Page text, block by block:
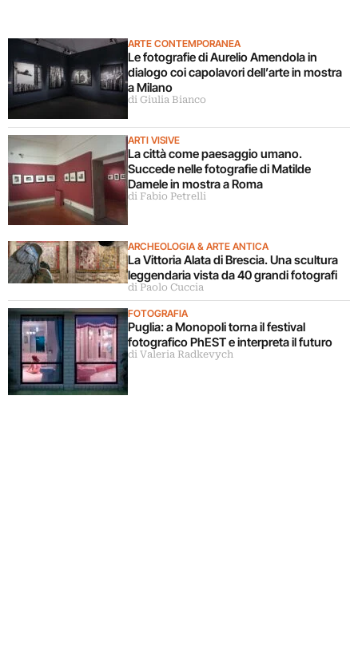
ARTE CONTEMPORANEA
Le fotografie di Aurelio Amendola in
dialogo coi capolavori dell’arte in mostra
a Milano
di Giulia Bianco
ARTI VISIVE
La città come paesaggio umano.
Succede nelle fotografie di Matilde
Damele in mostra a Roma
di Fabio Petrelli
ARCHEOLOGIA & ARTE ANTICA
La Vittoria Alata di Brescia. Una scultura
leggendaria vista da 40 grandi fotografi
di Paolo Cuccia
FOTOGRAFIA
Puglia: a Monopoli torna il festival
fotografico PhEST e interpreta il futuro
di Valeria Radkevych